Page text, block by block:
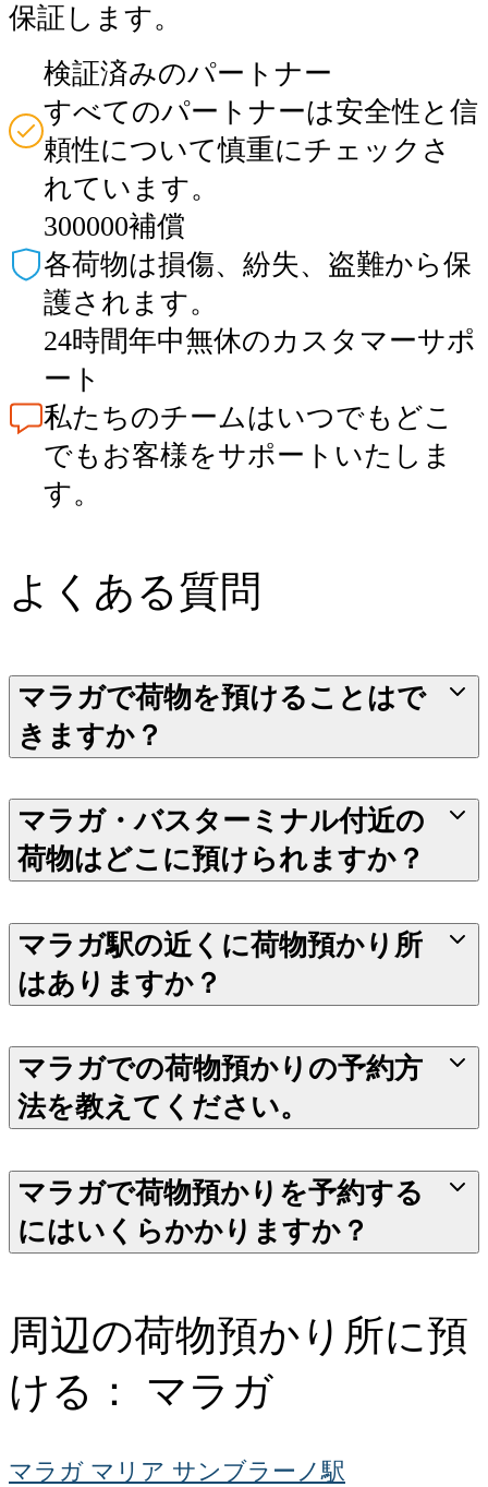
保証します。
検証済みのパートナー
すべてのパートナーは安全性と信
頼性について慎重にチェックさ
れています。
300000補償
各荷物は損傷、紛失、盗難から保
護されます。
24時間年中無休のカスタマーサポ
ート
私たちのチームはいつでもどこ
でもお客様をサポートいたしま
す。
よくある質問
マラガで荷物を預けることはで
きますか？
マラガ・バスターミナル付近の
荷物はどこに預けられますか？
マラガ駅の近くに荷物預かり所
はありますか？
マラガでの荷物預かりの予約方
法を教えてください。
マラガで荷物預かりを予約する
にはいくらかかりますか？
周辺の荷物預かり所に預
ける： マラガ
マラガ マリア サンブラーノ駅